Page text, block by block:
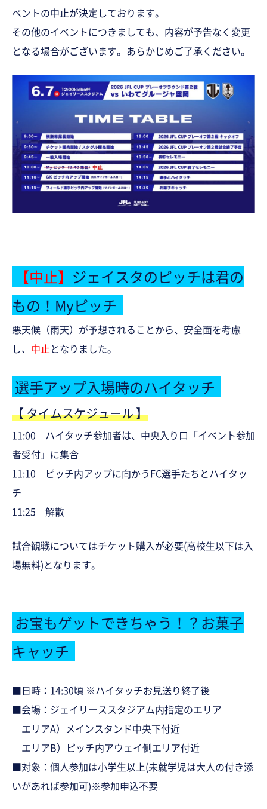
ベントの中止が決定しております。
その他のイベントにつきましても、内容が予告なく変更
となる場合がございます。あらかじめご了承ください。
【中止】 ジェイスタのピッチは君の
もの！ Myピッチ
悪天候（雨天）が予想されることから、安全面を考慮
し、 中止となりました。
選手アップ入場時のハイタッチ
【 タイムスケジュール 】
11:00 ハイタッチ参加者は、中央入り口「イベント参加
者受付」に集合
11:10 ピッチ内アップに向かうFC選手たちとハイタッ
チ
11:25 解散
試合観戦についてはチケット購入が必要(高校生以下は入
場無料)となります。
お宝もゲットできちゃう！？お菓子
キャッチ
■日時：14:30頃 ※ハイタッチお見送り終了後
■会場：ジェイリーススタジアム内指定のエリア
エリアA）メインスタンド中央下付近
エリアB）ピッチ内アウェイ側エリア付近
■対象： 個人参加は小学生以上(未就学児は大人の付き添
いがあれば参加可)※参加申込不要